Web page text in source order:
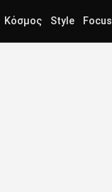
Κόσμος Style Focus